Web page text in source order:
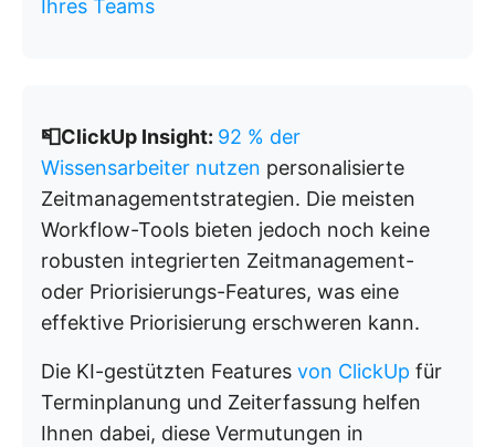
Ihres Teams
📮ClickUp Insight: 92 % der
Wissensarbeiter nutzen personalisierte
Zeitmanagementstrategien. Die meisten
Workflow-Tools bieten jedoch noch keine
robusten integrierten Zeitmanagement-
oder Priorisierungs-Features, was eine
effektive Priorisierung erschweren kann.
Die KI-gestützten Features von ClickUp für
Terminplanung und Zeiterfassung helfen
Ihnen dabei, diese Vermutungen in